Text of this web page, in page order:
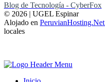
Blog de Tecnología - CyberFox
© 2026 | UGEL Espinar
Alojado en PeruvianHosting.Net
locales